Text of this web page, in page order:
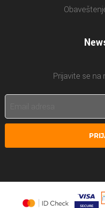
Prijavite se na